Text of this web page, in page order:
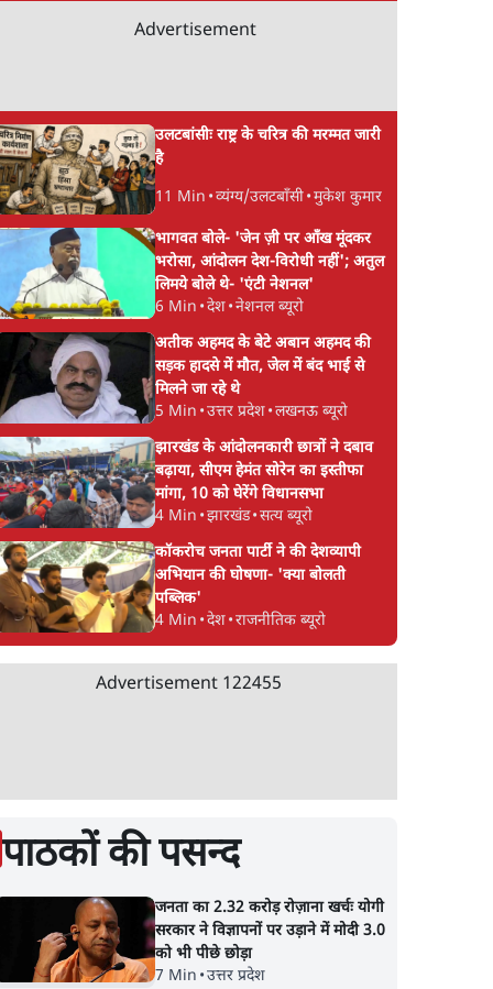
Advertisement
उलटबांसीः राष्ट्र के चरित्र की मरम्मत जारी
है
11 Min •व्यंग्य/उलटबाँसी•मुकेश कुमार
भागवत बोले- 'जेन ज़ी पर आँख मूंदकर
भरोसा, आंदोलन देश-विरोधी नहीं'; अतुल
लिमये बोले थे- 'एंटी नेशनल'
6 Min •देश•नेशनल ब्यूरो
अतीक अहमद के बेटे अबान अहमद की
सड़क हादसे में मौत, जेल में बंद भाई से
मिलने जा रहे थे
5 Min •उत्तर प्रदेश•लखनऊ ब्यूरो
झारखंड के आंदोलनकारी छात्रों ने दबाव
बढ़ाया, सीएम हेमंत सोरेन का इस्तीफा
मांगा, 10 को घेरेंगे विधानसभा
4 Min •झारखंड•सत्य ब्यूरो
कॉकरोच जनता पार्टी ने की देशव्यापी
अभियान की घोषणा- 'क्या बोलती
पब्लिक'
4 Min •देश•राजनीतिक ब्यूरो
Advertisement 122455
पाठकों की पसन्द
जनता का 2.32 करोड़ रोज़ाना खर्चः योगी
सरकार ने विज्ञापनों पर उड़ाने में मोदी 3.0
को भी पीछे छोड़ा
7 Min •उत्तर प्रदेश